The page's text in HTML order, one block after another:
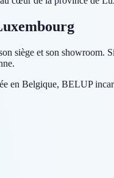
siège et son showroom.
en Belgique, BELUP